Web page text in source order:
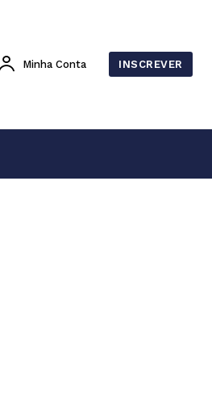
Minha Conta INSCREVER